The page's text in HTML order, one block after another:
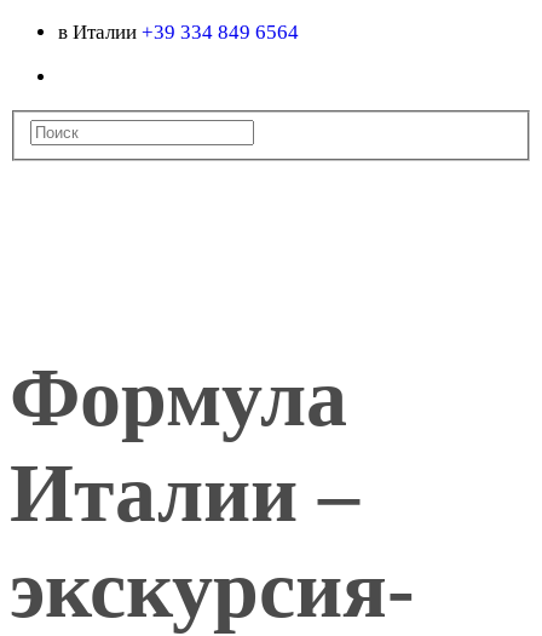
в Италии +39 334 849 6564
Формула
Италии –
экскурсия-